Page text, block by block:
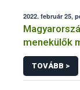
2022. február 25,
menekülők
TOVÁBB >